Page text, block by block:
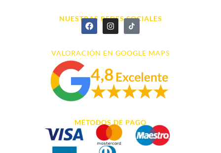
NUESTRAS REDES SOCIALES
VALORACIÓN EN GOOGLE MAPS
MÉTODOS DE PAGO